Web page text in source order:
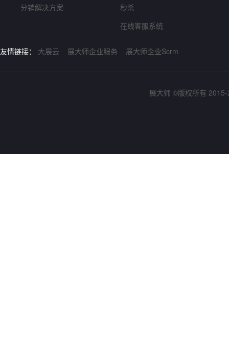
分销解决方案
秒杀
在线客服系统
友情链接： 大展云 展大师企业服务 展大师企业Scrm
展大师 ©版权所有